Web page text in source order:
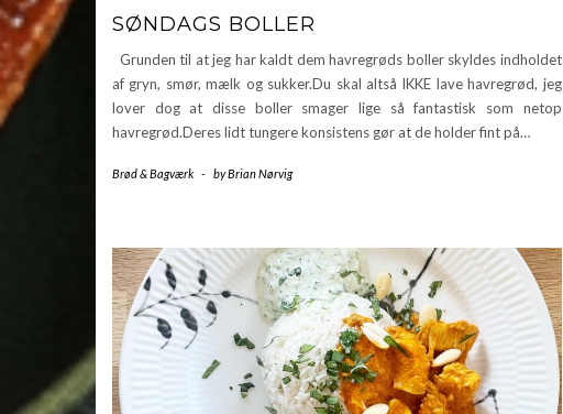
SØNDAGS BOLLER
Grunden til at jeg har kaldt dem havregrøds boller skyldes indholdet
af gryn, smør, mælk og sukker.Du skal altså IKKE lave havregrød, jeg
lover dog at disse boller smager lige så fantastisk som netop
havregrød.Deres lidt tungere konsistens gør at de holder fint på…
Brød & Bagværk - byBrian Nørvig